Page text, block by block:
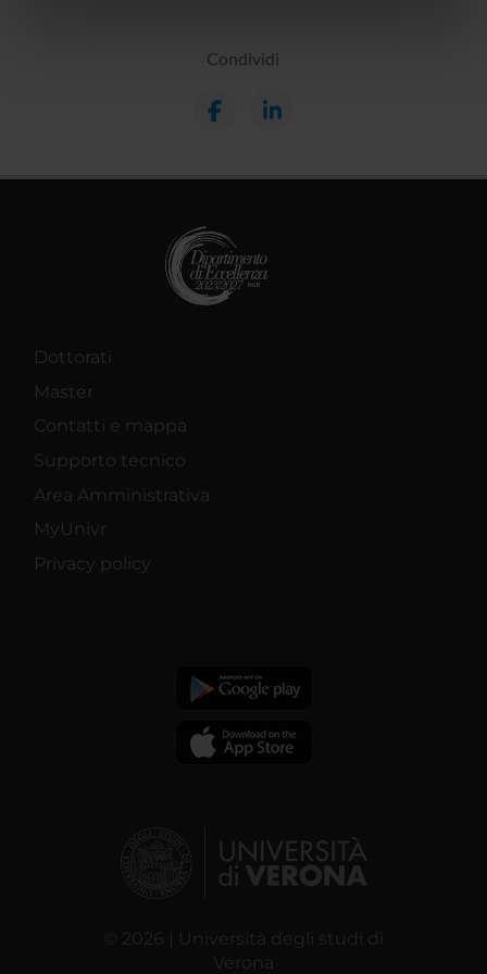
pubblicità e social media, i quali potrebbero combinarle
raccolto dal tuo utilizzo dei loro servizi.
Condividi
Dottorati
Master
Contatti e mappa
Supporto tecnico
Area Amministrativa
MyUnivr
Privacy policy
© 2026 | Università degli studi di
Verona